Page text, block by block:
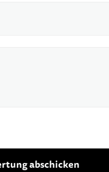
abschicken